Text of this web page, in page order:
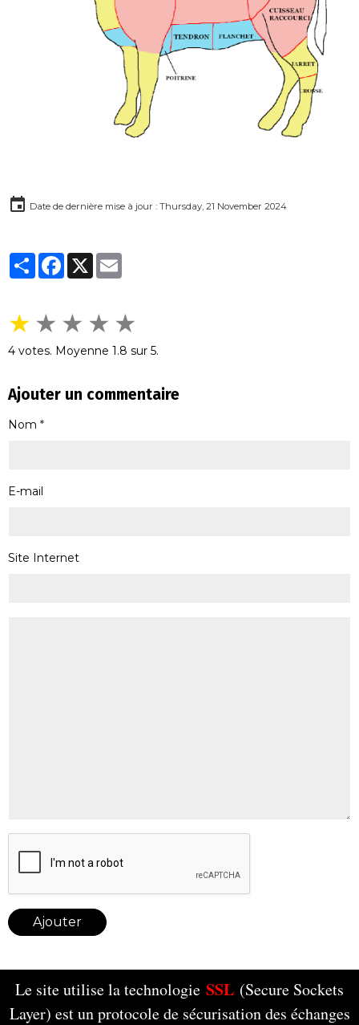
Date de dernière mise à jour : Thursday, 21 November 2024
PartagerFacebook
X
★ ★ ★ ★ ★
4 votes. Moyenne 1.8 sur 5.
Ajouter un commentaire
Nom
E-mail
Site Internet
Ajouter
Le site utilise la technologie SSL (Secure Sockets
Layer) est un protocole de sécurisation des échanges